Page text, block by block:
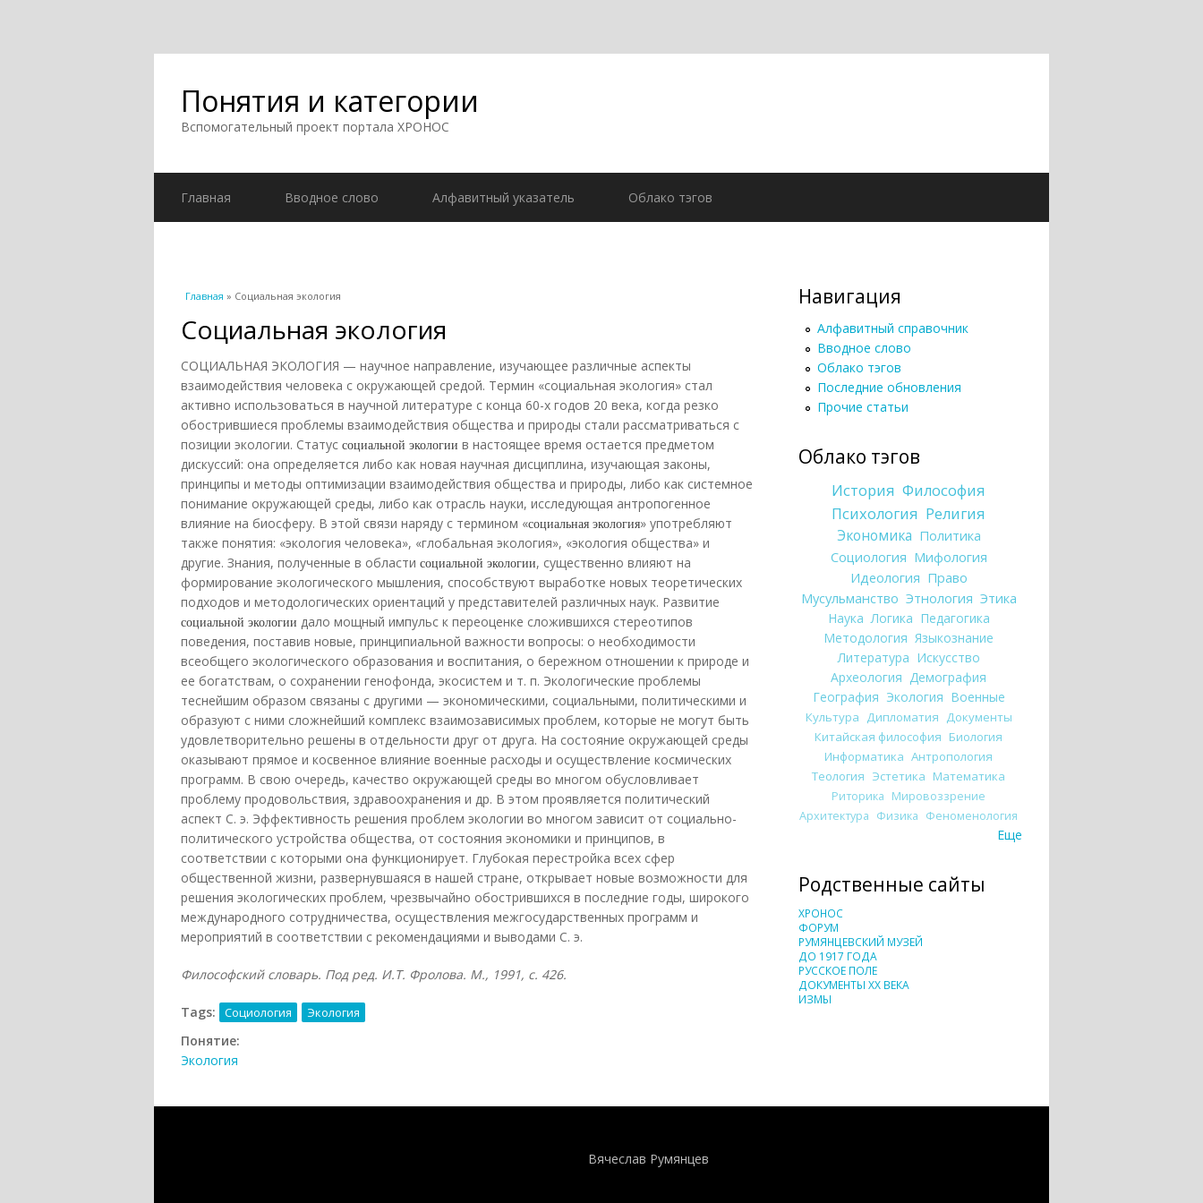
Понятия и категории
Вспомогательный проект портала ХРОНОС
Главная Вводное слово Алфавитный указатель Облако тэгов
Вы здесь
Главная » Социальная экология
Социальная экология
СОЦИАЛЬНАЯ ЭКОЛОГИЯ — научное направление, изучающее различные аспекты
взаимодействия человека с окружающей средой. Термин «социальная экология» стал
активно использоваться в научной литературе с конца 60-х годов 20 века, когда резко
обострившиеся проблемы взаимодействия общества и природы стали рассматриваться с
позиции экологии. Статус социальной экологии в настоящее время остается предметом
дискуссий: она определяется либо как новая научная дисциплина, изучающая законы,
принципы и методы оптимизации взаимодействия общества и природы, либо как системное
понимание окружающей среды, либо как отрасль науки, исследующая антропогенное
влияние на биосферу. В этой связи наряду с термином «социальная экология» употребляют
также понятия: «экология человека», «глобальная экология», «экология общества» и
другие. Знания, полученные в области социальной экологии, существенно влияют на
формирование экологического мышления, способствуют выработке новых теоретических
подходов и методологических ориентаций у представителей различных наук. Развитие
социальной экологии дало мощный импульс к переоценке сложившихся стереотипов
поведения, поставив новые, принципиальной важности вопросы: о необходимости
всеобщего экологического образования и воспитания, о бережном отношении к природе и
ее богатствам, о сохранении генофонда, экосистем и т. п. Экологические проблемы
теснейшим образом связаны с другими — экономическими, социальными, политическими и
образуют с ними сложнейший комплекс взаимозависимых проблем, которые не могут быть
удовлетворительно решены в отдельности друг от друга. На состояние окружающей среды
оказывают прямое и косвенное влияние военные расходы и осуществление космических
программ. В свою очередь, качество окружающей среды во многом обусловливает
проблему продовольствия, здравоохранения и др. В этом проявляется политический
аспект С. э. Эффективность решения проблем экологии во многом зависит от социально-
политического устройства общества, от состояния экономики и принципов, в
соответствии с которыми она функционирует. Глубокая перестройка всех сфер
общественной жизни, развернувшаяся в нашей стране, открывает новые возможности для
решения экологических проблем, чрезвычайно обострившихся в последние годы, широкого
международного сотрудничества, осуществления межгосударственных программ и
мероприятий в соответствии с рекомендациями и выводами С. э.
Философский словарь. Под ред. И.Т. Фролова. М., 1991, с. 426.
Tags: Социология Экология
Понятие:
Экология
Навигация
Алфавитный справочник
Вводное слово
Облако тэгов
Последние обновления
Прочие статьи
Облако тэгов
История Философия
Психология Религия
Экономика Политика
Социология Мифология
Идеология Право
Мусульманство Этнология Этика
Наука Логика Педагогика
Методология Языкознание
Литература Искусство
Археология Демография
География Экология Военные
Культура Дипломатия Документы
Китайская философия Биология
Информатика Антропология
Теология Эстетика Математика
Риторика Мировоззрение
Архитектура Физика Феноменология
Еще
Родственные сайты
ХРОНОС
ФОРУМ
РУМЯНЦЕВСКИЙ МУЗЕЙ
ДО 1917 ГОДА
РУССКОЕ ПОЛЕ
ДОКУМЕНТЫ XX ВЕКА
ИЗМЫ
Вячеслав Румянцев